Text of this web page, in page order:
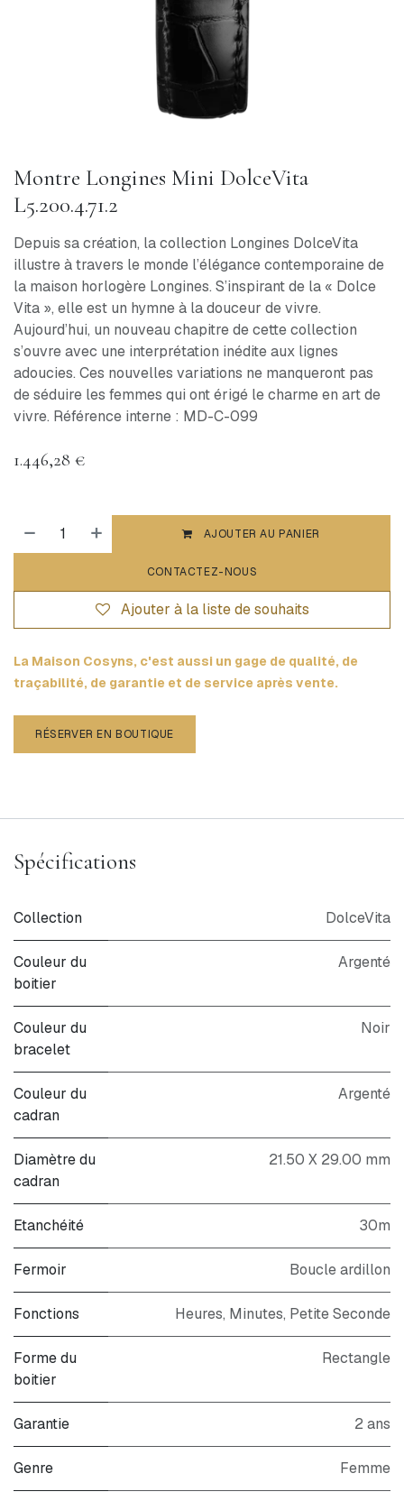
Montre Longines Mini DolceVita
L5.200.4.71.2
Depuis sa création, la collection Longines DolceVita
illustre à travers le monde l’élégance contemporaine de
la maison horlogère Longines. S’inspirant de la « Dolce
Vita », elle est un hymne à la douceur de vivre.
Aujourd’hui, un nouveau chapitre de cette collection
s’ouvre avec une interprétation inédite aux lignes
adoucies. Ces nouvelles variations ne manqueront pas
de séduire les femmes qui ont érigé le charme en art de
vivre. Référence interne : MD-C-099
1.446,28 €
AJOUTER AU PANIER
CONTACTEZ-NOUS
Ajouter à la liste de souhaits
La Maison Cosyns, c'est aussi un gage de qualité, de
traçabilité, de garantie et de service après vente.
RÉSERVER EN BOUTIQUE
Spécifications
Collection DolceVita
Couleur du
boitier
Argenté
Couleur du
bracelet
Noir
Couleur du
cadran
Argenté
Diamètre du
cadran
21.50 X 29.00 mm
Etanchéité 30m
Fermoir Boucle ardillon
Fonctions Heures, Minutes, Petite Seconde
Forme du
boitier
Rectangle
Garantie 2 ans
Genre Femme